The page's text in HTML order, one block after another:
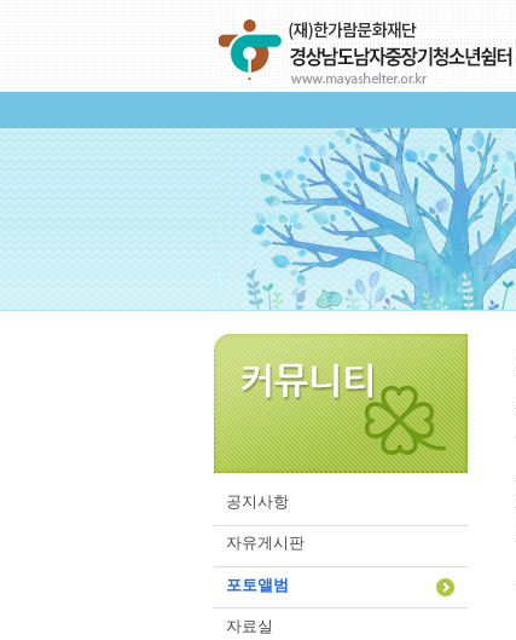
공지사항
자유게시판
포토앨범
자료실